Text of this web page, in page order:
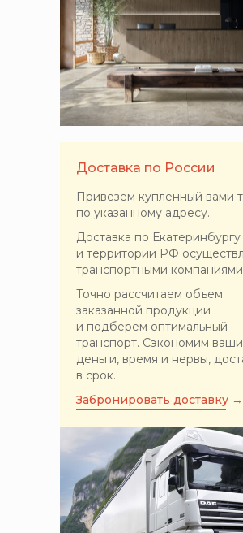
Доставка по России
Привезем купленный вами
по указанному адресу.
Доставка по Екатеринбургу
и территории РФ
транспортными
Точно рассчитаем объем
заказанной продукции
и подберем оптимальный
транспорт. Сэкономим ваши
деньги, время и нервы,
в срок.
Забронировать доставку →